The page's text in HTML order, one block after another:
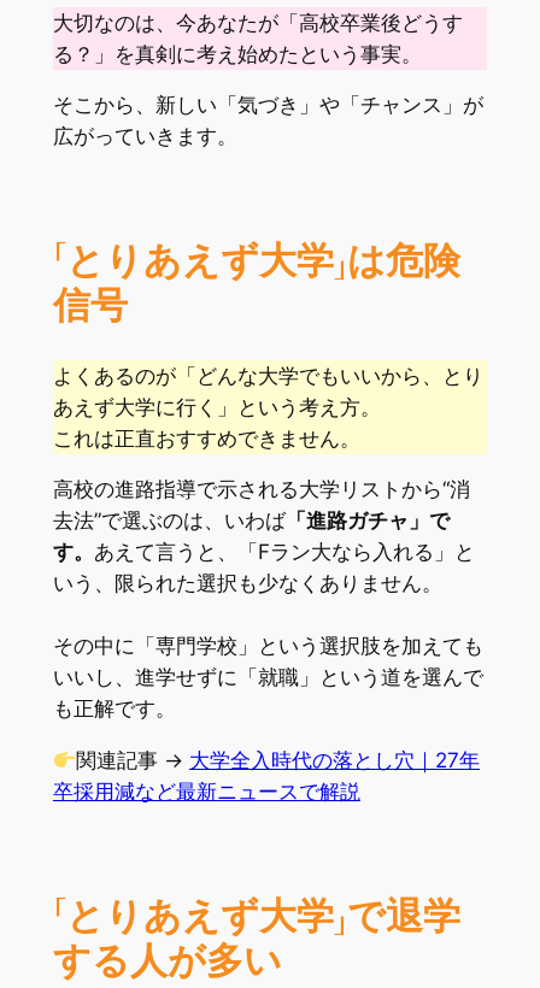
大切なのは、今あなたが「高校卒業後どうす
る？」を真剣に考え始めたという事実。
そこから、新しい「気づき」や「チャンス」が
広がっていきます。
「とりあえず大学」は危険
信号
よくあるのが「どんな大学でもいいから、とり
あえず大学に行く」という考え方。
これは正直おすすめできません。
高校の進路指導で示される大学リストから“消
去法”で選ぶのは、いわば「進路ガチャ」で
す。 あえて言うと、「Fラン大なら入れる」と
いう、限られた選択も少なくありません。
その中に「専門学校」という選択肢を加えても
いいし、進学せずに「就職」という道を選んで
も正解です。
関連記事 → 大学全入時代の落とし穴｜27年
卒採用減など最新ニュースで解説
「とりあえず大学」で退学
する人が多い